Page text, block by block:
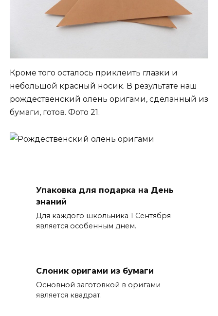
Кроме того осталось приклеить глазки и
небольшой красный носик. В результате наш
рождественский олень оригами, сделанный из
бумаги, готов. Фото 21.
Упаковка для подарка на День
знаний
Для каждого школьника 1 Сентября
является особенным днем.
Слоник оригами из бумаги
Основной заготовкой в оригами
является квадрат.